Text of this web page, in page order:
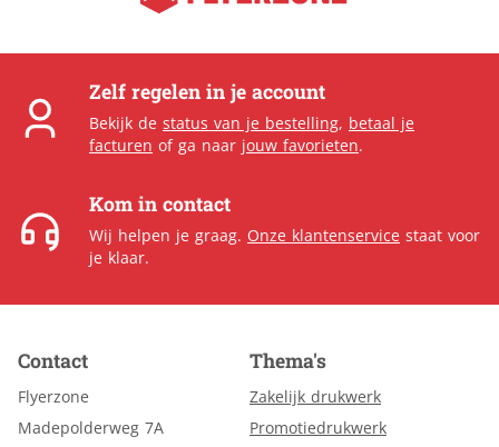
Zelf regelen in je account
Bekijk de status van je bestelling, betaal je
facturen of ga naar jouw favorieten.
Kom in contact
Wij helpen je graag. Onze klantenservice staat voor
je klaar.
Contact
Flyerzone
Madepolderweg 7A
Thema's
Zakelijk drukwerk
Promotiedrukwerk